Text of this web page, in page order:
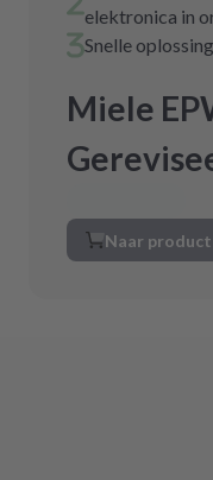
elektronica in
Snelle
Miele
Naar product